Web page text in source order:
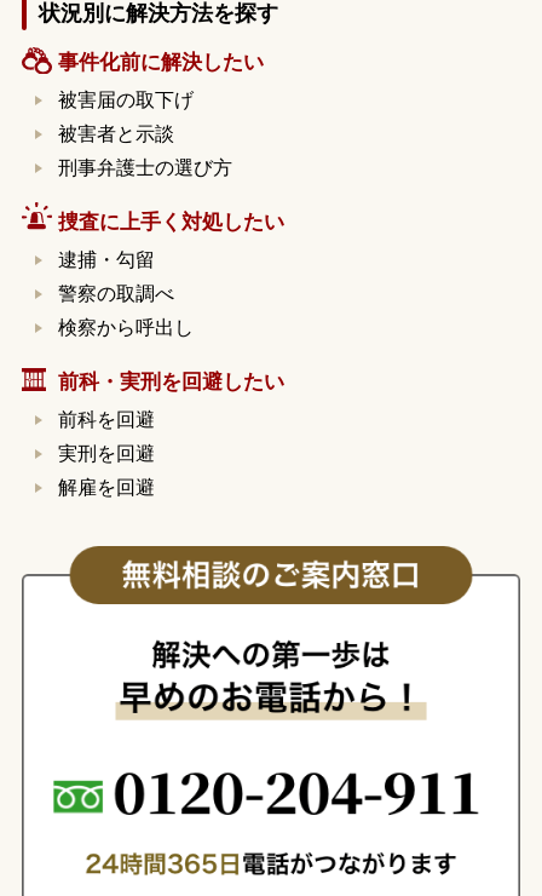
状況別に解決方法を探す
事件化前に解決したい
被害届の取下げ
被害者と示談
刑事弁護士の選び方
捜査に上手く対処したい
逮捕・勾留
警察の取調べ
検察から呼出し
前科・実刑を回避したい
前科を回避
実刑を回避
解雇を回避